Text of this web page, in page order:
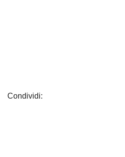
Condividi: